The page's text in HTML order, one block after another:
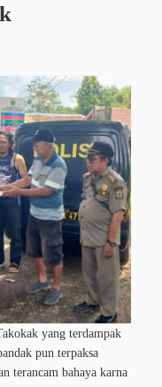
yang terdampak
pun terpaksa
terancam bahaya karna